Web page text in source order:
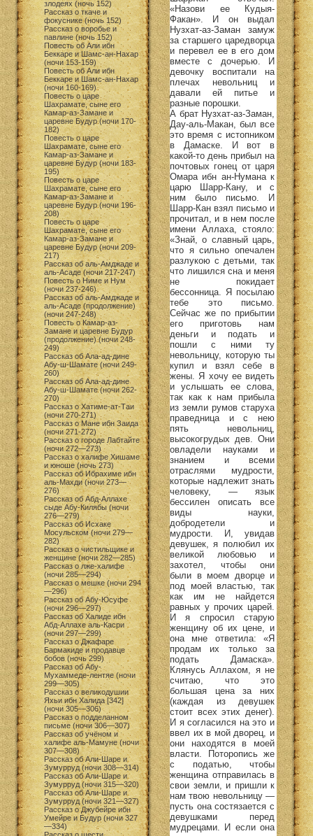
злодеях (ночь 152)
Рассказ о ткаче и
фокуснике (ночь 152)
Рассказ о воробье и
павлине (ночь 152)
Повесть об Али ибн
Беккаре и Шамс-ан-Нахар
(ночи 153-159)
Повесть об Али ибн
Беккаре и Шамс-ан-Нахар
(ночи 160-169)
Повесть о царе
Шахрамате, сыне его
Камар-аз-Замане и
царевне Будур (ночи 170-
182)
Повесть о царе
Шахрамате, сыне его
Камар-аз-Замане и
царевне Будур (ночи 183-
195)
Повесть о царе
Шахрамате, сыне его
Камар-аз-Замане и
царевне Будур (ночи 196-
208)
Повесть о царе
Шахрамате, сыне его
Камар-аз-Замане и
царевне Будур (ночи 209-
217)
Рассказ об аль-Амджаде и
аль-Асаде (ночи 217-247)
Повесть о Ниме и Нум
(ночи 237-246)
Рассказ об аль-Амджаде и
аль-Асаде (продолжение)
(ночи 247-248)
Повесть о Камар-аз-
Замане и царевне Будур
(продолжение) (ночи 248-
249)
Рассказ об Ала-ад-дине
Абу-ш-Шамате (ночи 249-
260)
Рассказ об Ала-ад-дине
Абу-ш-Шамате (ночи 262-
270)
Рассказ о Хатиме-ат-Таи
(ночи 270-271)
Рассказ о Мане ибн Заида
(ночи 271-272)
Рассказ о городе Лабтайте
(ночи 272—273)
Рассказ о халифе Хишаме
и юноше (ночь 273)
Рассказ об Ибрахиме ибн
аль-Махди (ночи 273—
276)
Рассказ об Абд-Аллахе
сыде Абу-Килябы (ночи
276—279)
Рассказ об Исхаке
Мосульском (ночи 279—
282)
Рассказ о чистильщике и
женщине (ночи 282—285)
Рассказ о лже-халифе
(ночи 285—294)
Рассказ о мешке (ночи 294
—296)
Рассказ об Абу-Юсуфе
(ночи 296—297)
Рассказ об Халиде ибн
Абд-Аллахе аль-Касри
(ночи 297—299)
Рассказ о Джафаре
Бармакиде и продавце
бобов (ночь 299)
Рассказ об Абу-
Мухаммеде-лентяе (ночи
299—305)
Рассказ о великодушии
Яхьи ибн Халида [342]
(ночи 305—306)
Рассказ о подделанном
письме (ночи 306—307)
Рассказ об учёном и
халифе аль-Мамуне (ночи
307—308)
Рассказ об Али-Шаре и
Зумурруд (ночи 308—314)
Рассказ об Али-Шаре и
Зумурруд (ночи 315—320)
Рассказ об Али-Шаре и
Зумурруд (ночи 321—327)
Рассказ о Джубейре ибн
Умейре и Будур (ночи 327
—334)
«Назови ее Кудыя-
Факан». И он выдал
Нузхат-аз-Заман замуж
за старшего царедворца
и перевел ее в его дом
вместе с дочерью. И
девочку воспитали на
плечах невольниц и
давали ей питье и
разные порошки.
А брат Нузхат-аз-Заман,
Дау-аль-Макан, был все
это время с истопником
в Дамаске. И вот в
какой-то день прибыл на
почтовых гонец от царя
Омара ибн ан-Нумана к
царю Шарр-Кану, и с
ним было письмо. И
Шарр-Кан взял письмо и
прочитал, и в нем после
имени Аллаха, стояло:
«Знай, о славный царь,
что я сильно опечален
разлукою с детьми, так
что лишился сна и меня
не покидает
бессонница. Я посылаю
тебе это письмо.
Сейчас же по прибытии
его приготовь нам
деньги и подать и
пошли с ними ту
невольницу, которую ты
купил и взял себе в
жены. Я хочу ее видеть
и услышать ее слова,
так как к нам прибыла
из земли румов старуха
праведница и с нею
пять невольниц,
высокогрудых дев. Они
овладели науками и
знанием и всеми
отраслями мудрости,
которые надлежит знать
человеку, — язык
бессилен описать все
виды науки,
добродетели и
мудрости. И, увидав
девушек, я полюбил их
великой любовью и
захотел, чтобы они
были в моем дворце и
под моей властью, так
как им не найдется
равных у прочих царей.
И я спросил старую
женщину об их цене, и
она мне ответила: «Я
продам их только за
подать Дамаска».
Клянусь Аллахом, я не
считаю, что это
большая цена за них
(каждая из девушек
стоит всех этих денег).
И я согласился на это и
ввел их в мой дворец, и
они находятся в моей
власти. Поторопись же
с податью, чтобы
женщина отправилась в
свои земли, и пришли к
нам твою невольницу —
пусть она состязается с
девушками перед
мудрецами. И если она